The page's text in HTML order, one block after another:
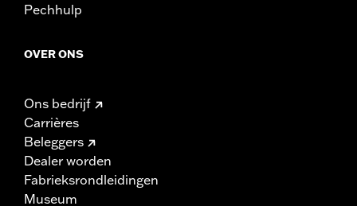
Pechhulp
OVER ONS
Ons bedrijf
Carrières
Beleggers
Dealer worden
Fabrieksrondleidingen
Museum